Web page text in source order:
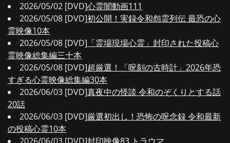
2026/05/02 [DVD]心霊闇動画111
2026/05/08 [DVD]初公開！実録令和怨霊列伝 最恐の心
霊映像10本
2026/05/08 [DVD] 「霊場現場心霊」封印された投稿心
霊映像総集編三十本
2026/05/08 [DVD]超厳選！「呪刻の古時計」2026年恐
すぎる心霊映像総集編30本
2026/06/03 [DVD]真夜中の怪談 令和のぞくりとする話
20話
2026/06/03 [DVD]厳選初出し！恐怖の呪念録 令和最新
の投稿心霊10本